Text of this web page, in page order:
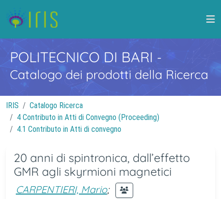
POLITECNICO DI BARI -
Catalogo dei prodotti della Ricerca
IRIS
Catalogo Ricerca
4 Contributo in Atti di Convegno (Proceeding)
4.1 Contributo in Atti di convegno
20 anni di spintronica, dall’effetto
GMR agli skyrmioni magnetici
CARPENTIERI, Mario;